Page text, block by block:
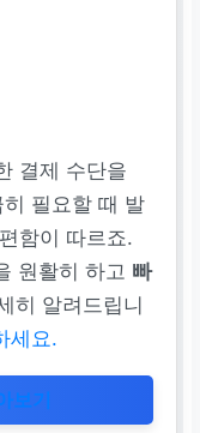
결제 수단을
필요할 때 발
함이 따르죠.
원활히 하고 빠
히 알려드립니
세요.
보기